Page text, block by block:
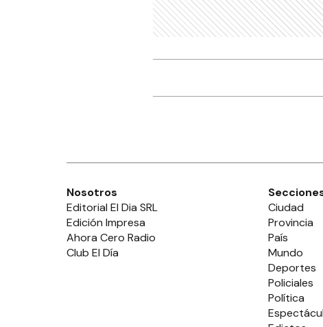
Nosotros
Editorial El Dia SRL
Edición Impresa
Ahora Cero Radio
Club El Día
Ciudad
Provincia
País
Mundo
Deportes
Policiales
Política